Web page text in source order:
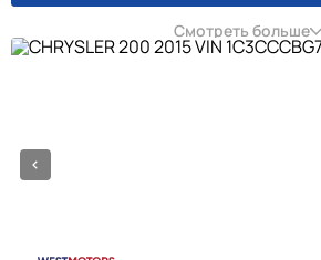
Смотреть больше